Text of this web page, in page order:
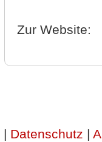
Zur Website:
| Datenschutz |